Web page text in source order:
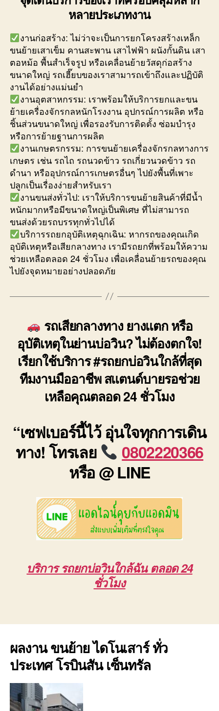
หลายประเภทงาน
งานก่อสร้าง: ไม่ว่าจะเป็นการยกโครงสร้างเหล็ก
ขนย้ายเสาเข็ม คานสะพาน เสาไฟฟ้า ผนังกั้นดิน เสา
ตอหม้อ พื้นสำเร็จรูป หรือเคลื่อนย้ายวัสดุก่อสร้าง
ขนาดใหญ่ รถเฮี๊ยบของเราสามารถเข้าถึงและปฏิบัติ
งานได้อย่างแม่นยำ
งานอุตสาหกรรม: เราพร้อมให้บริการยกและขน
ย้ายเครื่องจักรกลหนักโรงงาน อุปกรณ์การผลิต หรือ
ชิ้นส่วนขนาดใหญ่ เพื่อรองรับการติดตั้ง ซ่อมบำรุง
หรือการย้ายฐานการผลิต
งานเกษตรกรรม: การขนย้ายเครื่องจักรกลทางการ
เกษตร เช่น รถไถ รถนวดข้าว รถเกี่ยวนวดข้าว รถ
ดำนา หรืออุปกรณ์การเกษตรอื่นๆ ไปยังพื้นที่เพาะ
ปลูกเป็นเรื่องง่ายสำหรับเรา
งานขนส่งทั่วไป: เราให้บริการขนย้ายสินค้าที่มีน้ำ
หนักมากหรือมีขนาดใหญ่เป็นพิเศษ ที่ไม่สามารถ
ขนส่งด้วยรถบรรทุกทั่วไปได้
บริการรถยกอุบัติเหตุฉุกเฉิน: หากรถของคุณเกิด
อุบัติเหตุหรือเสียกลางทาง เรามีรถยกที่พร้อมให้ความ
ช่วยเหลือตลอด 24 ชั่วโมง เพื่อเคลื่อนย้ายรถของคุณ
ไปยังจุดหมายอย่างปลอดภัย
รถเสียกลางทาง ยางแตก หรือ
อุบัติเหตุในย่านบ่อวิน? ไม่ต้องตกใจ!
เรียกใช้บริการ #รถยกบ่อวินใกล้ที่สุด
ทีมงานมืออาชีพ สแตนด์บายรอช่วย
เหลือคุณตลอด 24 ชั่วโมง
“เซฟเบอร์นี้ไว้ อุ่นใจทุกการเดิน
ทาง! โทรเลย
0802220366
หรือ @ LINE
บริการ รถยกบ่อวินใกล้ฉัน ตลอด 24
ชั่วโมง
ผลงาน ขนย้าย ไดโนเสาร์ ทั่ว
ประเทศ โรบินสัน เซ็นทรัล